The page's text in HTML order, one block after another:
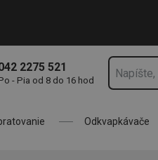
2275 521
- Pia od 8 do 16 hod
Odkvapkávače